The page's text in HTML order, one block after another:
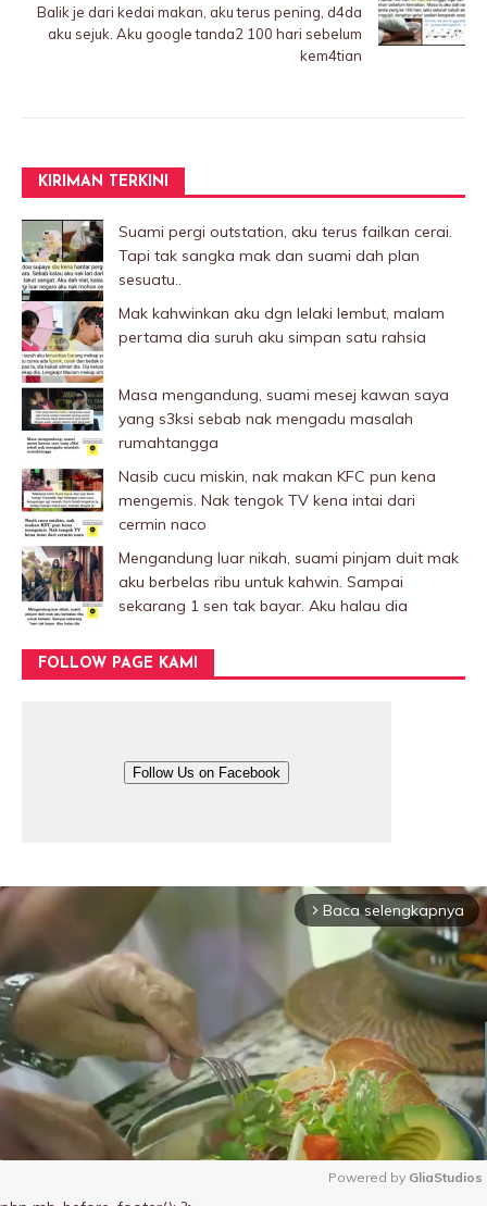
Balik je dari kedai makan, aku terus pening, d4da
aku sejuk. Aku google tanda2 100 hari sebelum
kem4tian
KIRIMAN TERKINI
Suami pergi outstation, aku terus failkan cerai.
Tapi tak sangka mak dan suami dah plan
sesuatu..
Mak kahwinkan aku dgn lelaki Iembut, malam
pertama dia suruh aku simpan satu rahsia
Masa mengandung, suami mesej kawan saya
yang s3ksi sebab nak mengadu masalah
rumahtangga
Nasib cucu miskin, nak makan KFC pun kena
mengemis. Nak tengok TV kena intai dari
cermin naco
Mengandung luar nikah, suami pinjam duit mak
aku berbelas ribu untuk kahwin. Sampai
sekarang 1 sen tak bayar. Aku halau dia
FOLLOW PAGE KAMI
Follow Us on Facebook
arrow_forward_ios Baca selengkapnya
Powered by GliaStudios